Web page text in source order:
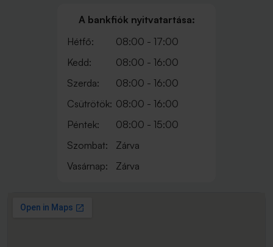
A bankfiók nyitvatartása:
Hétfő:
08:00 - 17:00
Kedd:
08:00 - 16:00
Szerda:
08:00 - 16:00
Csütrötök: 08:00 - 16:00
Péntek:
08:00 - 15:00
Szombat:
Zárva
Vasárnap:
Zárva